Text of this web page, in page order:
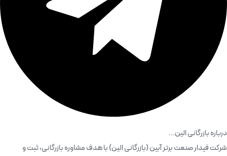
درباره بازرگانی الین...
شرکت فیدار صنعت برتر آبین (بازرگانی الین) با هدف مشاوره بازرگانی، ثبت و